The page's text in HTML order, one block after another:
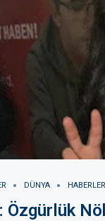
DÜNYA HABERLER
Özgürlük